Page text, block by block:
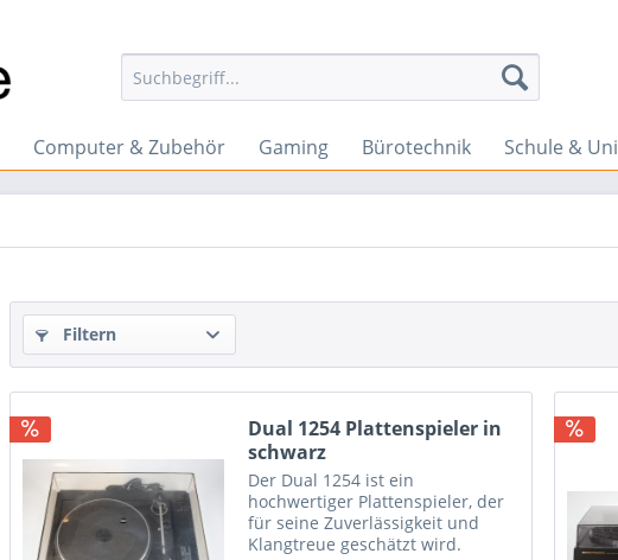
Computer & Zubehör Gaming Bürotechnik Schule & Uni
Filtern
Dual 1254 Plattenspieler in
schwarz
Der Dual 1254 ist ein
hochwertiger Plattenspieler, der
für seine Zuverlässigkeit und
Klangtreue geschätzt wird.